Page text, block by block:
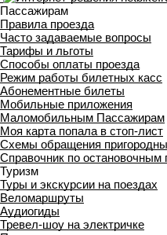
Пассажирам
Правила проезда
Часто задаваемые вопросы
Тарифы и льготы
Способы оплаты проезда
Режим работы билетных касс
Абонементные билеты
Мобильные приложения
Маломобильным Пассажирам
Моя карта попала в стоп-лист
Cхемы обращения
Справочник по остановочным
Туризм
Туры и экскурсии на поездах
Веломаршруты
Аудиогиды
Тревел-шоу на электричке